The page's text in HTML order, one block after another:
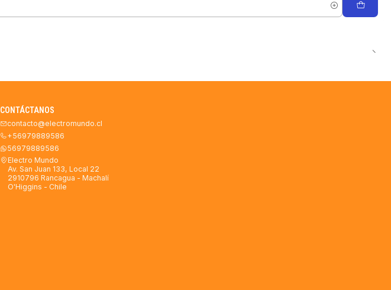
CONTÁCTANOS
contacto@electromundo.cl
+56979889586
56979889586
Electro Mundo
Av. San Juan 133, Local 22
2910796 Rancagua - Machalí
O'Higgins - Chile